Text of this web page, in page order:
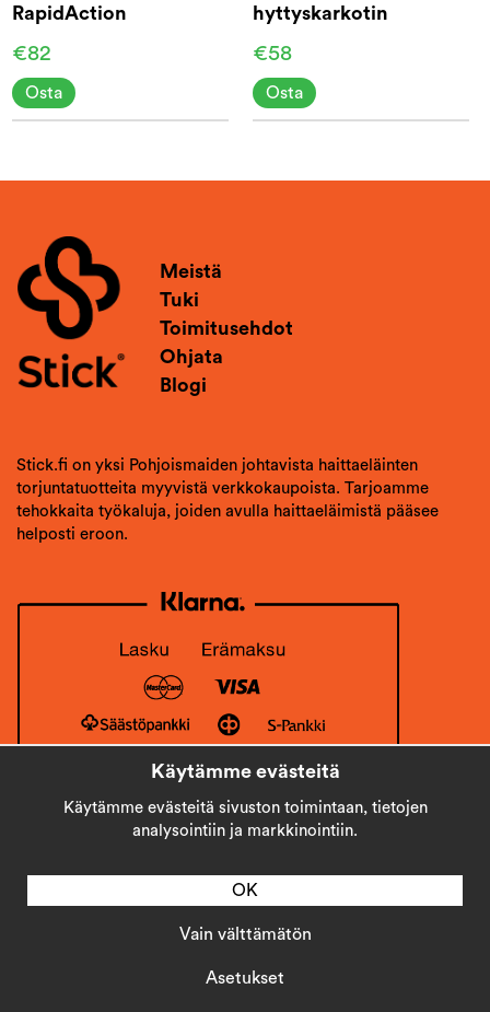
RapidAction
€82
Osta
hyttyskarkotin
€58
Osta
Meistä
Tuki
Toimitusehdot
Ohjata
Blogi
Stick.fi on yksi Pohjoismaiden johtavista haittaeläinten
torjuntatuotteita myyvistä verkkokaupoista. Tarjoamme
tehokkaita työkaluja, joiden avulla haittaeläimistä pääsee
helposti eroon.
Käytämme evästeitä
Käytämme evästeitä sivuston toimintaan, tietojen
analysointiin ja markkinointiin.
Asetukset
Vain välttämätön
OK